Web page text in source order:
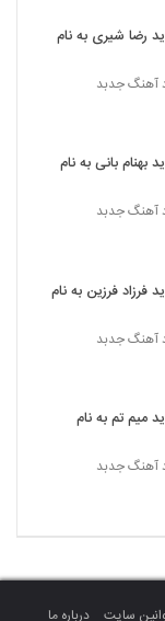
نمیکردم
علیزاده با
عاشقانه
کمک کن
رضا شیری به نام
آهنگ جدبد
بهنام بانی به نام
آهنگ جدبد
فرزاد فرزین به نام
آهنگ جدبد
میم تم به نام
آهنگ جدبد
سایت درباره ما